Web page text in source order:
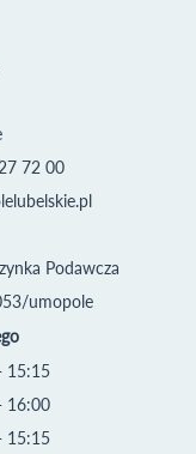
72 00
Podawcza
umopole
15:15
16:00
15:15